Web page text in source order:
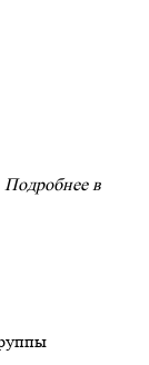
Подробнее в